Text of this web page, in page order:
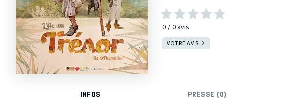
0 0avis
VOTRE AVIS
INFOS PRESSE (0)